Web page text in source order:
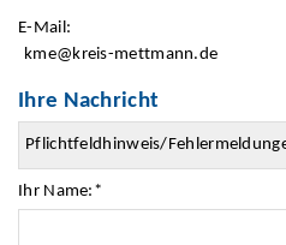
E-Mail:
kme@kreis-mettmann.de
Ihre Nachricht
Ihr Name: *